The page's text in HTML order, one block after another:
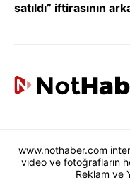
satıldı” iftirasının
www.nothaber.com
video ve fotoğrafların
Reklam ve